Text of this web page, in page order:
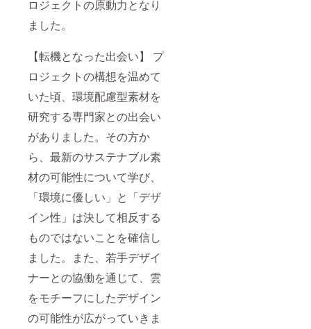
ロジェクトの原動力となり
ました。
【転機となった出会い】 プ
ロジェクトの構想を温めて
いた頃、環境配慮型素材を
研究する専門家との出会い
がありました。その方か
ら、最新のサステナブル素
材の可能性について学び、
「環境に優しい」と「デザ
イン性」は決して相反する
ものではないことを確信し
ました。また、若手デザイ
ナーとの協働を通じて、雲
をモチーフにしたデザイン
の可能性が広がっていきま